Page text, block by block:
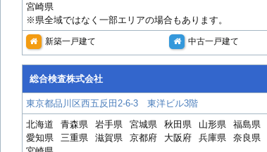
宮崎県
※県全域ではなく一部エリアの場合もあります。
新築一戸建て 中古一戸建て
総合検査株式会社
東京都品川区西五反田2-6-3 東洋ビル3階
北海道
青森県 岩手県 宮城県 秋田県 山形県 福島県
愛知県
三重県 滋賀県 京都府 大阪府 兵庫県 奈良県